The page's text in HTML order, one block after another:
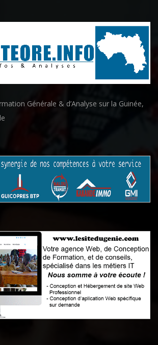
Générale & d’Analyse sur la Guinée,